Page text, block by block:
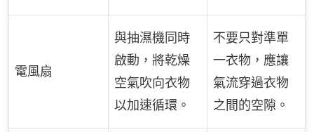
電風扇
與抽濕機同時
啟動，將乾燥
空氣吹向衣物
以加速循環。
不要只對準單
一衣物，應讓
氣流穿過衣物
之間的空隙。